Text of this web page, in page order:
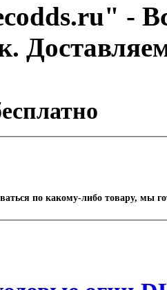
-
по какому-либо товару, мы